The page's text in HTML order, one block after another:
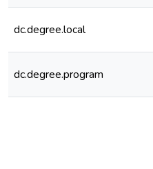
dc.degree.local
dc.degree.program